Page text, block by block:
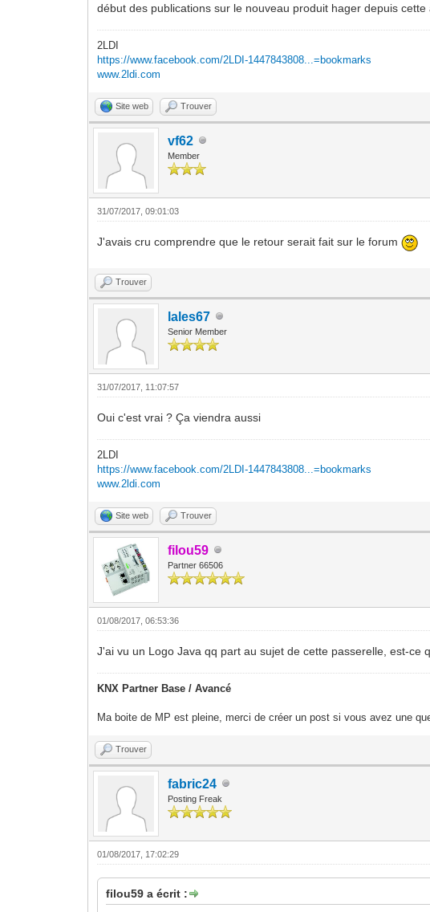
début des publications sur le nouveau produit hager depuis
2LDI
https://www.facebook.com/2LDI-1447843808...=bookmarks
www.2ldi.com
Site web Trouver
vf62
Member
31/07/2017, 09:01:03
J'avais cru comprendre que le retour serait fait sur le forum
Trouver
lales67
Senior Member
31/07/2017, 11:07:57
Oui c'est vrai ? Ça viendra aussi
2LDI
https://www.facebook.com/2LDI-1447843808...=bookmarks
www.2ldi.com
Site web Trouver
filou59
Partner 66506
01/08/2017, 06:53:36
J'ai vu un Logo Java qq part au sujet de cette passerelle, est-ce
KNX Partner Base / Avancé
Ma boite de MP est pleine, merci de créer un post si vous avez une
Trouver
fabric24
Posting Freak
01/08/2017, 17:02:29
filou59 a écrit :